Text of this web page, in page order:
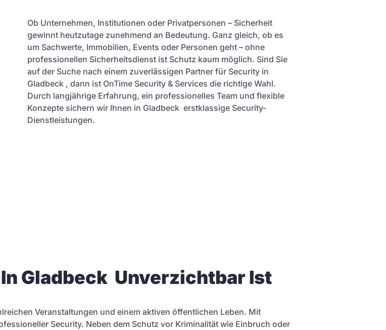
Ob Unternehmen, Institutionen oder Privatpersonen – Sicherheit
gewinnt heutzutage zunehmend an Bedeutung. Ganz gleich, ob es
um Sachwerte, Immobilien, Events oder Personen geht – ohne
professionellen Sicherheitsdienst ist Schutz kaum möglich. Sind Sie
auf der Suche nach einem zuverlässigen Partner für Security in
Gladbeck , dann ist OnTime Security & Services die richtige Wahl.
Durch langjährige Erfahrung, ein professionelles Team und flexible
Konzepte sichern wir Ihnen in Gladbeck erstklassige Security-
Dienstleistungen.
Gladbeck Unverzichtbar Ist
Veranstaltungen und einem aktiven öffentlichen Leben. Mit
Security. Neben dem Schutz vor Kriminalität wie Einbruch oder